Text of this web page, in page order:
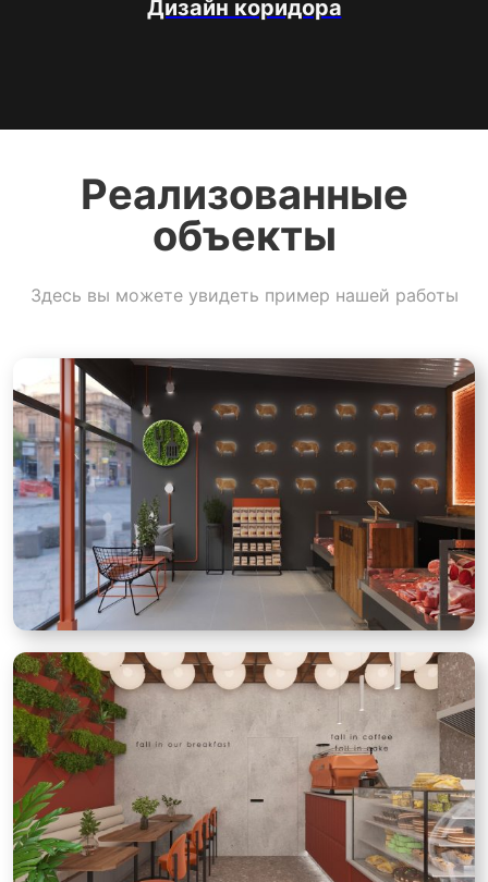
Дизайн коридора
Реализованные
объекты
Здесь вы можете увидеть пример нашей работы